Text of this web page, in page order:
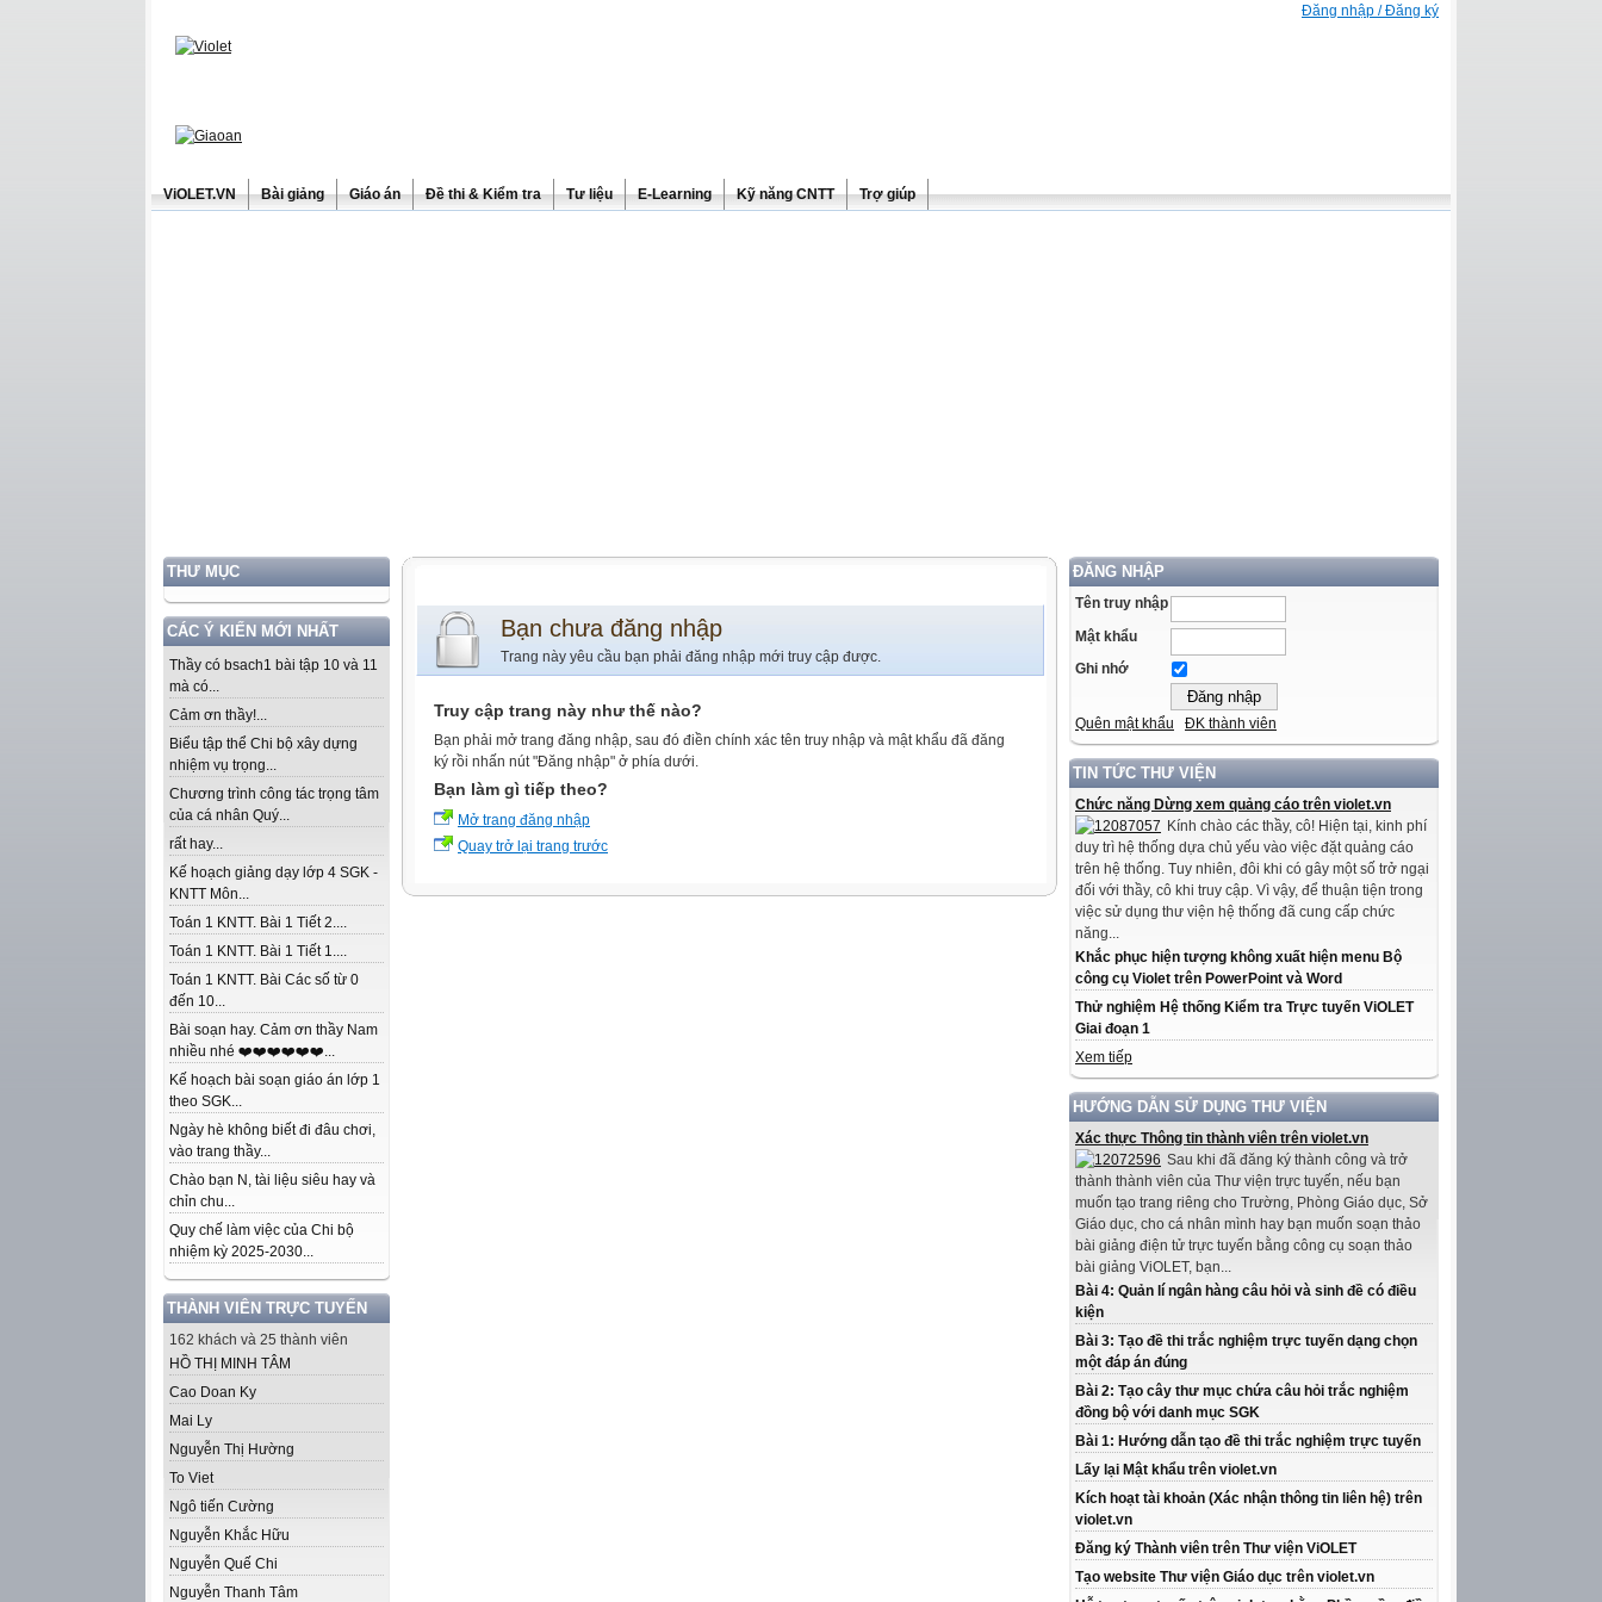
Đăng nhập / Đăng ký
ViOLET.VN Bài giảng Giáo án Đề thi & Kiểm tra Tư liệu E-Learning Kỹ năng CNTT Trợ giúp
THƯ MỤC
CÁC Ý KIẾN MỚI NHẤT
Thầy có bsach1 bài tập 10 và 11
mà có...
Cảm ơn thầy!...
Biểu tập thể Chi bộ xây dựng
nhiệm vụ trọng...
Chương trình công tác trọng tâm
của cá nhân Quý...
rất hay...
Kế hoạch giảng dạy lớp 4 SGK -
KNTT Môn...
Toán 1 KNTT. Bài 1 Tiết 2....
Toán 1 KNTT. Bài 1 Tiết 1....
Toán 1 KNTT. Bài Các số từ 0
đến 10...
Bài soạn hay. Cảm ơn thầy Nam
nhiều nhé ❤️❤️❤️❤️❤️❤️...
Kế hoạch bài soạn giáo án lớp 1
theo SGK...
Ngày hè không biết đi đâu chơi,
vào trang thầy...
Chào bạn N, tài liệu siêu hay và
chỉn chu...
Quy chế làm việc của Chi bộ
nhiệm kỳ 2025-2030...
THÀNH VIÊN TRỰC TUYẾN
162 khách và 25 thành viên
HỒ THỊ MINH TÂM
Cao Doan Ky
Mai Ly
Nguyễn Thị Hường
To Viet
Ngô tiến Cường
Nguyễn Khắc Hữu
Nguyễn Quế Chi
Nguyễn Thanh Tâm
ĐĂNG NHẬP
Tên truy nhập
Mật khẩu
Ghi nhớ
Quên mật khẩu ĐK thành viên
TIN TỨC THƯ VIỆN
Chức năng Dừng xem quảng cáo trên violet.vn
Kính chào các thầy, cô! Hiện tại, kinh phí
duy trì hệ thống dựa chủ yếu vào việc đặt quảng cáo
trên hệ thống. Tuy nhiên, đôi khi có gây một số trở ngại
đối với thầy, cô khi truy cập. Vì vậy, để thuận tiện trong
việc sử dụng thư viện hệ thống đã cung cấp chức
năng...
Khắc phục hiện tượng không xuất hiện menu Bộ
công cụ Violet trên PowerPoint và Word
Thử nghiệm Hệ thống Kiểm tra Trực tuyến ViOLET
Giai đoạn 1
Xem tiếp
HƯỚNG DẪN SỬ DỤNG THƯ VIỆN
Xác thực Thông tin thành viên trên violet.vn
Sau khi đã đăng ký thành công và trở
thành thành viên của Thư viện trực tuyến, nếu bạn
muốn tạo trang riêng cho Trường, Phòng Giáo dục, Sở
Giáo dục, cho cá nhân mình hay bạn muốn soạn thảo
bài giảng điện tử trực tuyến bằng công cụ soạn thảo
bài giảng ViOLET, bạn...
Bài 4: Quản lí ngân hàng câu hỏi và sinh đề có điều
kiện
Bài 3: Tạo đề thi trắc nghiệm trực tuyến dạng chọn
một đáp án đúng
Bài 2: Tạo cây thư mục chứa câu hỏi trắc nghiệm
đồng bộ với danh mục SGK
Bài 1: Hướng dẫn tạo đề thi trắc nghiệm trực tuyến
Lấy lại Mật khẩu trên violet.vn
Kích hoạt tài khoản (Xác nhận thông tin liên hệ) trên
violet.vn
Đăng ký Thành viên trên Thư viện ViOLET
Tạo website Thư viện Giáo dục trên violet.vn
Bạn chưa đăng nhập
Trang này yêu cầu bạn phải đăng nhập mới truy cập được.
Truy cập trang này như thế nào?
Bạn phải mở trang đăng nhập, sau đó điền chính xác tên truy nhập và mật khẩu đã đăng
ký rồi nhấn nút "Đăng nhập" ở phía dưới.
Bạn làm gì tiếp theo?
Mở trang đăng nhập
Quay trở lại trang trước